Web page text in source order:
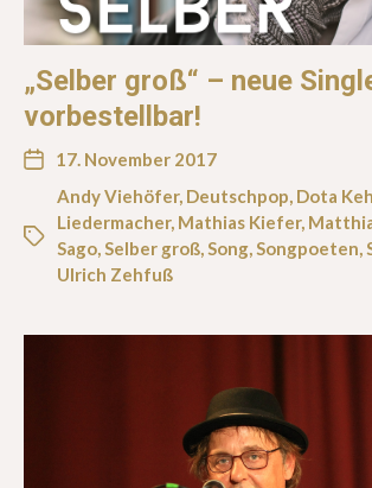
„Selber groß“ – neue
vorbestellbar!
17. November 2017
Andy Viehöfer, Deutschpop, Dota
Liedermacher, Mathias Kiefer,
Sago,Selber groß,Song,Songpoeten,
Ulrich Zehfuß